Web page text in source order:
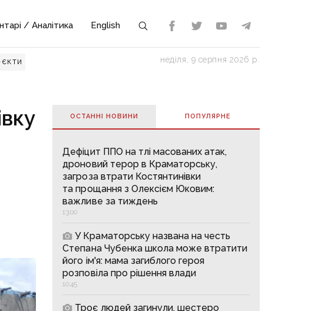
/ Аналітика English
неділя, 9 серпня 2026 р.
ОСТАННІ НОВИНИ ПОПУЛЯРНE
Дефіцит ППО на тлі масованих атак,
дроновий терор в Краматорську,
загроза втрати Костянтинівки
та прощання з Олексієм Юковим:
важливе за тиждень
13:00
У Краматорську названа на честь
Степана Чубенка школа може втратити
його ім'я: мама загиблого героя
розповіла про рішення влади
10:45
Троє людей загинули, шестеро